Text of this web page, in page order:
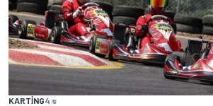
KARTING4 s